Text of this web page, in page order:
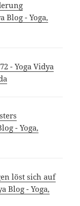
Blog - Yoga,
- Yoga Vidya
- Yoga,
löst sich auf
Blog - Yoga,